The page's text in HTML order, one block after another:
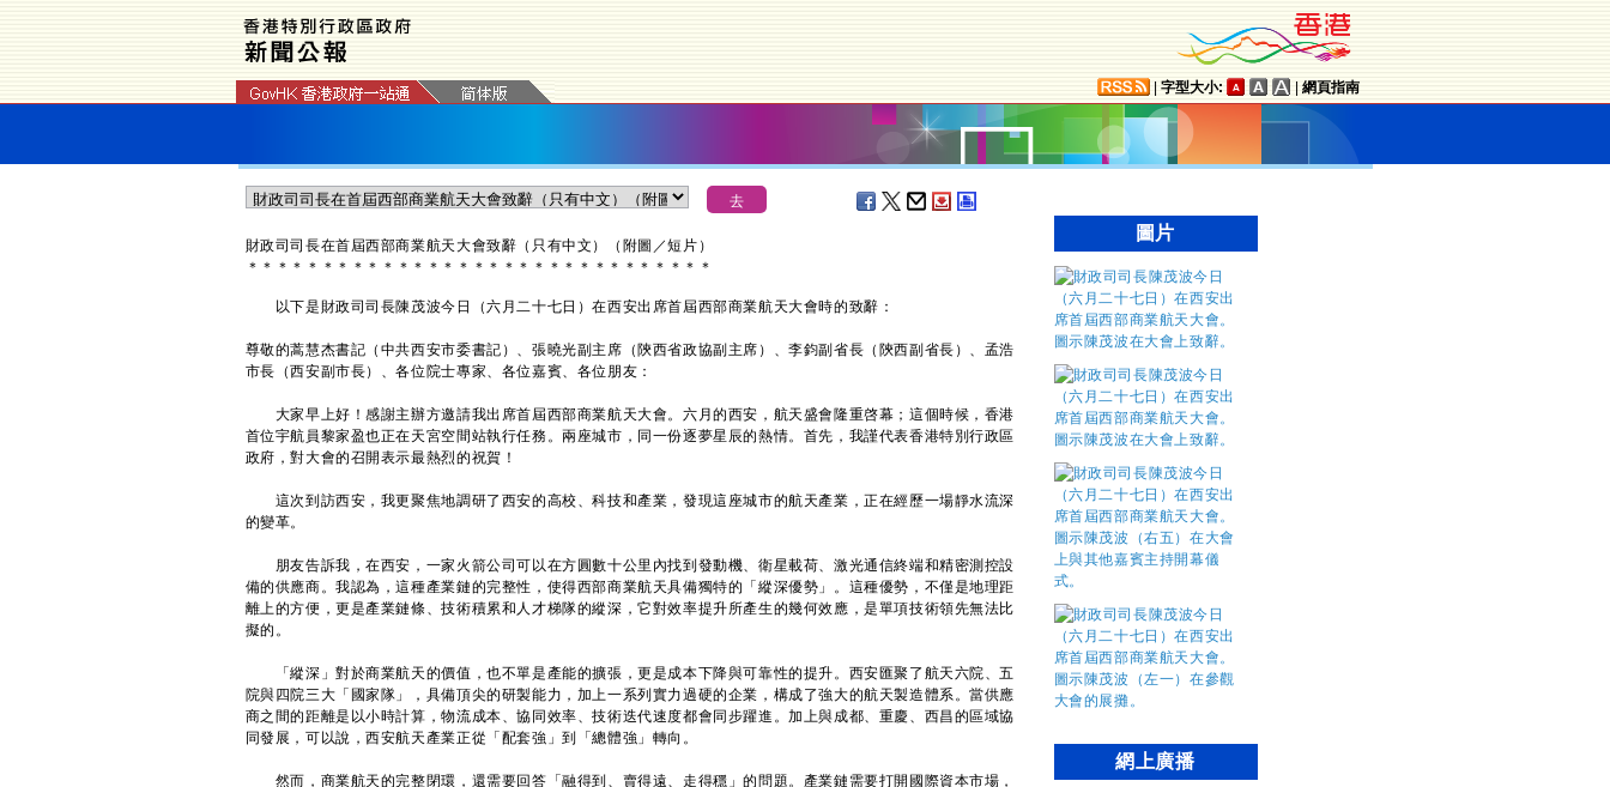
字型大小: 網頁指南
財政司司長在首屆西部商業航天大會致辭（只有中文）（附圖／短片）
＊ ＊ ＊ ＊ ＊ ＊ ＊ ＊ ＊ ＊ ＊ ＊ ＊ ＊ ＊ ＊ ＊ ＊ ＊ ＊ ＊ ＊ ＊ ＊ ＊ ＊ ＊ ＊ ＊ ＊ ＊
以下是財政司司長陳茂波今日（六月二十七日）在西安出席首屆西部商業航天大會時的致辭：
尊敬的蒿慧杰書記（中共西安市委書記）、張曉光副主席（陝西省政協副主席）、李鈞副省長（陝西副省長）、孟浩
市長（西安副市長）、各位院士專家、各位嘉賓、各位朋友：
大家早上好！感謝主辦方邀請我出席首屆西部商業航天大會。六月的西安，航天盛會隆重啓幕；這個時候，香港
首位宇航員黎家盈也正在天宮空間站執行任務。兩座城市，同一份逐夢星辰的熱情。首先，我謹代表香港特別行政區
政府，對大會的召開表示最熱烈的祝賀！
這次到訪西安，我更聚焦地調研了西安的高校、科技和產業，發現這座城市的航天產業，正在經歷一場靜水流深
的變革。
朋友告訴我，在西安，一家火箭公司可以在方圓數十公里內找到發動機、衛星載荷、激光通信終端和精密測控設
備的供應商。我認為，這種產業鏈的完整性，使得西部商業航天具備獨特的「縱深優勢」。這種優勢，不僅是地理距
離上的方便，更是產業鏈條、技術積累和人才梯隊的縱深，它對效率提升所產生的幾何效應，是單項技術領先無法比
擬的。
「縱深」對於商業航天的價值，也不單是產能的擴張，更是成本下降與可靠性的提升。西安匯聚了航天六院、五
院與四院三大「國家隊」，具備頂尖的研製能力，加上一系列實力過硬的企業，構成了強大的航天製造體系。當供應
商之間的距離是以小時計算，物流成本、協同效率、技術迭代速度都會同步躍進。加上與成都、重慶、西昌的區域協
同發展，可以說，西安航天產業正從「配套強」到「總體強」轉向。
然而，商業航天的完整閉環，還需要回答「融得到、賣得遠、走得穩」的問題。產業鏈需要打開國際資本市場，
圖片
網上廣播